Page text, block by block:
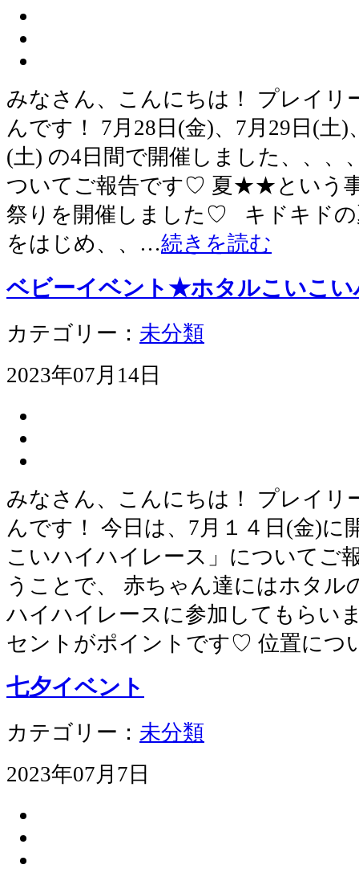
みなさん、こんにちは！ プレイリ
んです！ 7月28日(金)、7月29日(土)
(土) の4日間で開催しました、、、
ついてご報告です♡ 夏★★という
祭りを開催しました♡ キドキドの
をはじめ、、…続きを読む
ベビーイベント★ホタルこいこい
カテゴリー： 未分類
2023年07月14日
みなさん、こんにちは！ プレイリ
んです！ 今日は、7月１４日(金)に
こいハイハイレース」についてご
うことで、 赤ちゃん達にはホタル
ハイハイレースに参加してもらい
セントがポイントです♡ 位置につ
七夕イベント
カテゴリー： 未分類
2023年07月7日